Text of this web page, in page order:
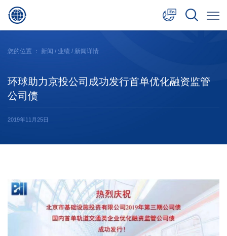
日本語
您的位置 ： 新闻 / 业绩 / 新闻详情
环球助力京投公司成功发行首单优化融资监管
公司债
2019年11月25日